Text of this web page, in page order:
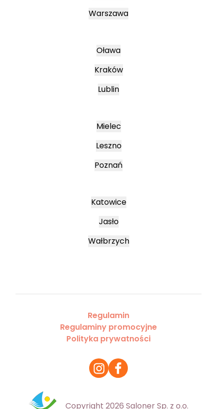
Warszawa
Oława
Kraków
Lublin
Mielec
Leszno
Poznań
Katowice
Jasło
Wałbrzych
Regulamin
Regulaminy promocyjne
Polityka prywatności
Copyright 2026 Saloner Sp. z o.o.